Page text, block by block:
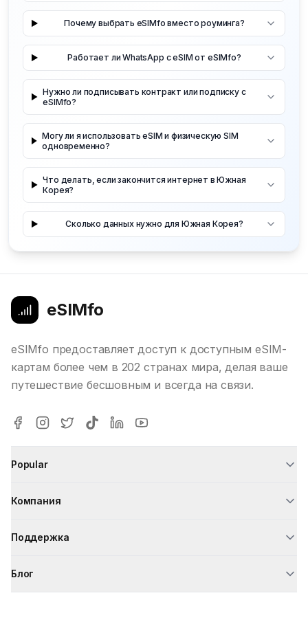
Почему выбрать eSIMfo вместо роуминга?
Работает ли WhatsApp с eSIM от eSIMfo?
Нужно ли подписывать контракт или подписку с
eSIMfo?
Могу ли я использовать eSIM и физическую SIM
одновременно?
Что делать, если закончится интернет в Южная
Корея?
Сколько данных нужно для Южная Корея?
eSIMfo
eSIMfo предоставляет доступ к доступным eSIM-
картам более чем в 202 странах мира, делая ваше
путешествие бесшовным и всегда на связи.
Popular
Компания
Поддержка
Блог